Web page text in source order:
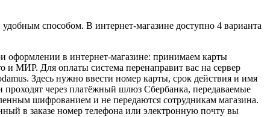
способом. В интернет-магазине доступно 4 варианта
оформлении в интернет-магазине: принимаем карты
и МИР. Для оплаты система перенаправит вас на сервер
Здесь нужно ввести номер карты, срок действия и имя
проходят через платёжный шлюз Сбербанка, передаваемые
шифрованием и не передаются сотрудникам магазина.
в заказе номер телефона или электронную почту вы